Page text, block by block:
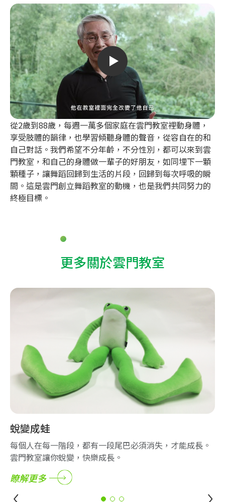
從2歲到88歲，每週一萬多個家庭在雲門教室裡動身體，
享受肢體的韻律，也學習傾聽身體的聲音，從容自在的和
自己對話。我們希望不分年齡，不分性別，都可以來到雲
門教室，和自己的身體做一輩子的好朋友，如同埋下一顆
顆種子，讓舞蹈回歸到生活的片段，回歸到每次呼吸的瞬
間。這是雲門創立舞蹈教室的動機，也是我們共同努力的
終極目標。
更多關於雲門教室
蛻變成蛙
每個人在每一階段，都有一段尾巴必須消失，才能成長。
雲門教室讓你蛻變，快樂成長。
瞭解更多